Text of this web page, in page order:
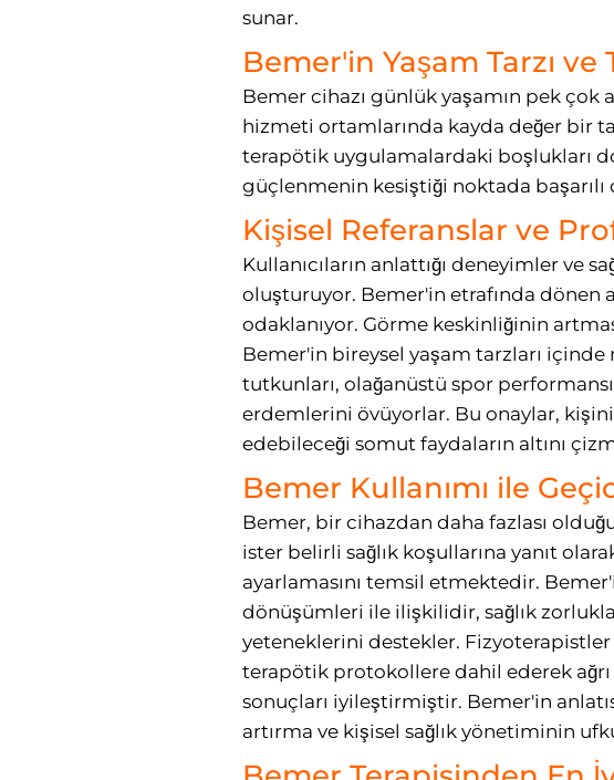
sunar.
Bemer'in Yaşam Tarzı
Bemer cihazı günlük yaşamın pek çok
hizmeti ortamlarında kayda değer bir
terapötik uygulamalardaki boşlukları
güçlenmenin kesiştiği noktada başarılı
Kişisel Referanslar ve
Kullanıcıların anlattığı deneyimler ve
oluşturuyor. Bemer'in etrafında dönen
odaklanıyor. Görme keskinliğinin
Bemer'in bireysel yaşam tarzları içinde
tutkunları, olağanüstü spor
erdemlerini övüyorlar. Bu onaylar,
edebileceği somut faydaların altını
Bemer Kullanımı ile
Bemer, bir cihazdan daha fazlası
ister belirli sağlık koşullarına yanıt
ayarlamasını temsil etmektedir.
dönüşümleri ile ilişkilidir, sağlık
yeteneklerini destekler. Fizyoterapistler
terapötik protokollere dahil ederek
sonuçları iyileştirmiştir. Bemer'in
artırma ve kişisel sağlık yönetiminin